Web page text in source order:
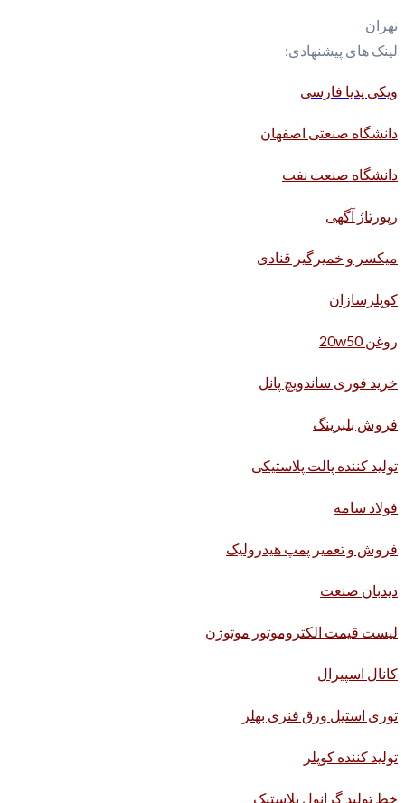
تهران
لینک های پیشنهادی:
ویکی پدیا فارسی
دانشگاه صنعتی اصفهان
دانشگاه صنعت نفت
رپورتاژ آگهی
میکسر و خمیرگیر قنادی
کوپلرسازان
روغن 20w50
خرید فوری ساندویچ پانل
فروش بلبرینگ
تولید کننده پالت پلاستیکی
فولاد سامه
فروش و تعمیر پمپ هیدرولیک
دیدبان صنعت
لیست قیمت الکتروموتور موتوژن
کانال اسپیرال
توری استیل ورق فنری بهلر
تولید کننده کوپلر
خط تولید گرانول پلاستیک